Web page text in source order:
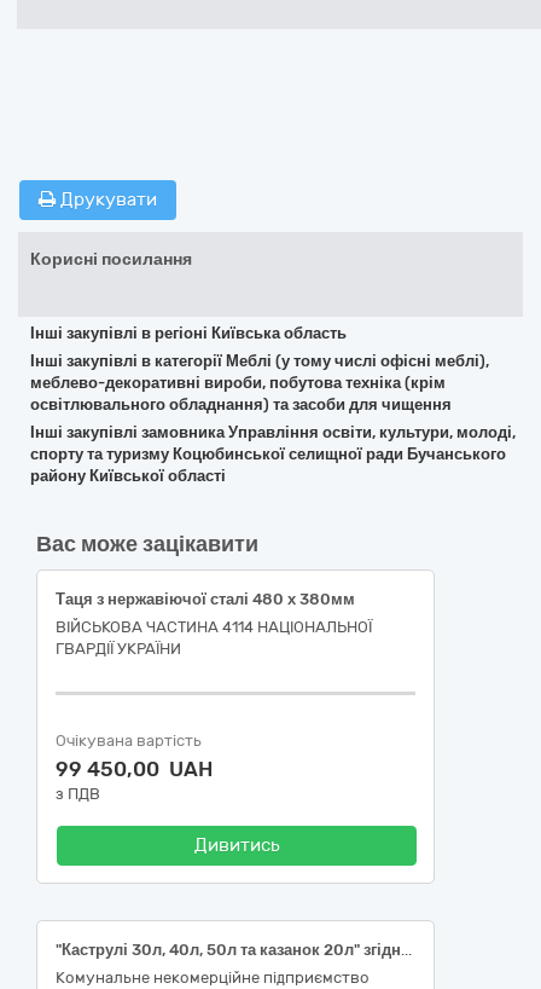
Друкувати
Корисні посилання
Інші закупівлі в регіоні Київська область
Інші закупівлі в категорії Меблі (у тому числі офісні меблі),
меблево-декоративні вироби, побутова техніка (крім
освітлювального обладнання) та засоби для чищення
Інші закупівлі замовника Управління освіти, культури, молоді,
спорту та туризму Коцюбинської селищної ради Бучанського
району Київської області
Вас може зацікавити
Таця з нержавіючої сталі 480 х 380мм
ВІЙСЬКОВА ЧАСТИНА 4114 НАЦІОНАЛЬНОЇ
ГВАРДІЇ УКРАЇНИ
Очікувана вартість
99 450,00 UAH
з ПДВ
Дивитись
"Каструлі 30л, 40л, 50л та казанок 20л" згідно з кодом ДК 021:2015 «Єдиний закупівельний словник» - 39220000-0 Кухонне приладдя, товари для дому та господарства і приладдя для закладів громадського харчування
Комунальне некомерційне підприємство